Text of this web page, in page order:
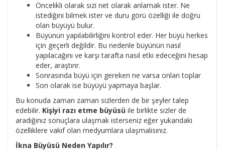
Öncelikli olarak sizi net olarak anlamak ister. Ne
istediğini bilmek ister ve duru görü özelliği ile doğru
olan büyüyü bulur.
Büyünün yapılabilirliğini kontrol eder. Her büyü herkes
için geçerli değildir. Bu nedenle büyünün nasıl
yapılacağını ve karşı tarafta nasıl etki edeceğini hesap
eder, araştırır.
Sonrasında büyü için gereken ne varsa onları toplar
Son olarak ise büyüyü yapmaya başlar.
Bu konuda zaman zaman sizlerden de bir şeyler talep
edebilir. Kişiyi razı etme büyüsü ile birlikte sizler de
aradığınız sonuçlara ulaşmak isterseniz eğer yukarıdaki
özelliklere vakıf olan medyumlara ulaşmalısınız.
İkna Büyüsü Neden Yapılır?